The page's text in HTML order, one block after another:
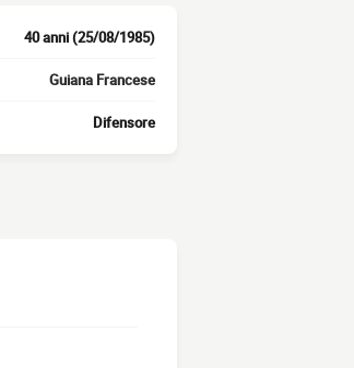
40 anni (25/08/1985)
Guiana Francese
Difensore